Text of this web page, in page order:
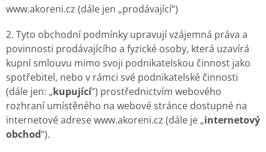
www.akoreni.cz (dále jen „prodávající“)
2. Tyto obchodní podmínky upravují vzájemná práva a
povinnosti prodávajícího a fyzické osoby, která uzavírá
kupní smlouvu mimo svoji podnikatelskou činnost jako
spotřebitel, nebo v rámci své podnikatelské činnosti
(dále jen: „kupující“) prostřednictvím webového
rozhraní umístěného na webové stránce dostupné na
internetové adrese www.akoreni.cz (dále je „internetový
obchod“).